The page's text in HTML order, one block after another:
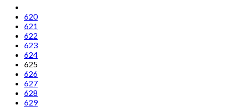
620
621
622
623
624
625
626
627
628
629